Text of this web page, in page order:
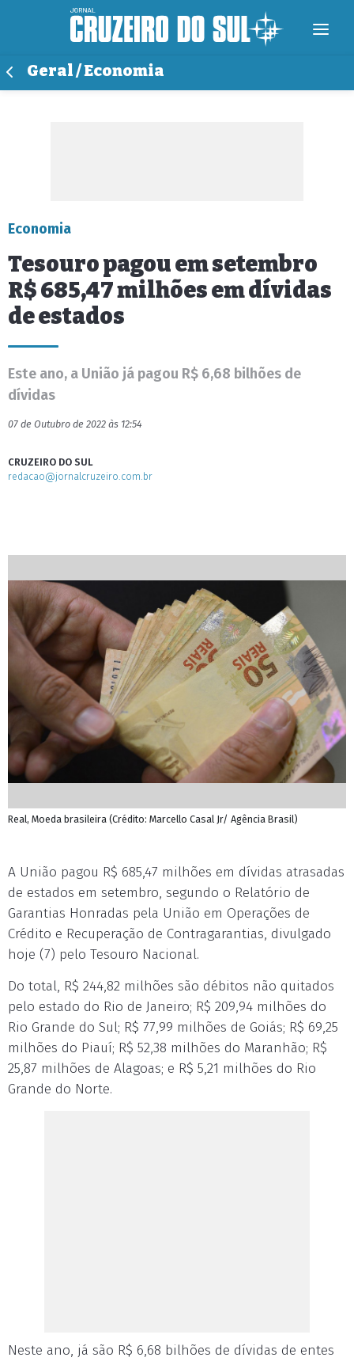
Geral / Economia
Economia
Tesouro pagou em setembro
R$ 685,47 milhões em dívidas
de estados
Este ano, a União já pagou R$ 6,68 bilhões de
dívidas
07 de Outubro de 2022 às 12:54
CRUZEIRO DO SUL
redacao@jornalcruzeiro.com.br
Real, Moeda brasileira (Crédito: Marcello Casal Jr/ Agência Brasil)
A União pagou R$ 685,47 milhões em dívidas atrasadas
de estados em setembro, segundo o Relatório de
Garantias Honradas pela União em Operações de
Crédito e Recuperação de Contragarantias, divulgado
hoje (7) pelo Tesouro Nacional.
Do total, R$ 244,82 milhões são débitos não quitados
pelo estado do Rio de Janeiro; R$ 209,94 milhões do
Rio Grande do Sul; R$ 77,99 milhões de Goiás; R$ 69,25
milhões do Piauí; R$ 52,38 milhões do Maranhão; R$
25,87 milhões de Alagoas; e R$ 5,21 milhões do Rio
Grande do Norte.
Neste ano, já são R$ 6,68 bilhões de dívidas de entes